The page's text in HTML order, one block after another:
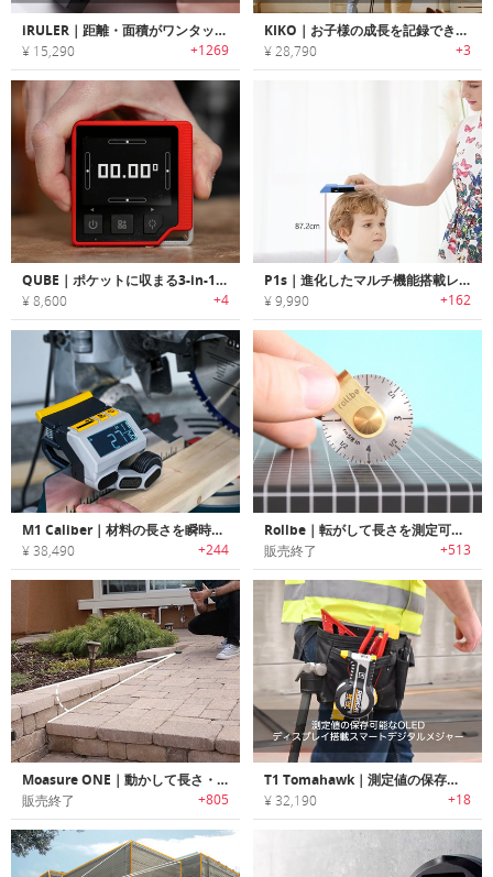
iRULER｜距離・面積がワンタッチで計測できるレーザー距離メジャー「iルーラー」
¥ 15,290 +1269
KIKO｜お子様の成長を記録できるスマートレーザー身長計「キコ」
¥ 28,790 +3
QUBE｜ポケットに収まる3-in-1デジタルメジャー
¥ 8,600 +4
P1s｜進化したマルチ機能搭載レーザー式スマートメジャー「ピーワンS」
¥ 9,990 +162
M1 Caliber｜材料の長さを瞬時に測れるDIYメジャー「M1キャリバー」
¥ 38,490 +244
Rollbe｜転がして長さを測定可能なポケットサイズメジャー「ローロービ」
販売終了 +513
Moasure ONE｜動かして長さ・角度・容積を計測可能なモーションメジャー「モージャーワン」
販売終了 +805
T1 Tomahawk｜測定値の保存可能なOLEDディスプレイ搭載スマートデジタルメジャー「T1トマホーク」
¥ 32,190 +18